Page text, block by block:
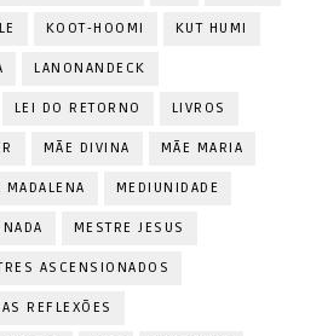
KOOT-HOOMI KUT HUMI
LANONANDECK
LEI DO RETORNO LIVROS
MÃE DIVINA MÃE MARIA
MADALENA MEDIUNIDADE
MESTRE JESUS
ASCENSIONADOS
REFLEXÕES